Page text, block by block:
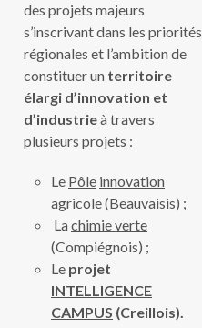
des projets majeurs
s’inscrivant dans les priorités
régionales et l’ambition de
constituer un territoire
élargi d’innovation et
d’industrieà travers
plusieurs projets :
Le Pôle innovation
agricole(Beauvaisis) ;
Lachimie verte
(Compiégnois) ;
Le projet
INTELLIGENCE
CAMPUS (Creillois).